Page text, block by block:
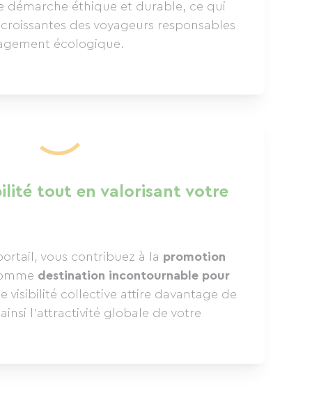
démarche éthique et durable, ce qui
des voyageurs responsables
écologique.
tout en valorisant votre
vous contribuez à la promotion
destination incontournable pour
visibilité collective attire davantage de
l’attractivité globale de votre